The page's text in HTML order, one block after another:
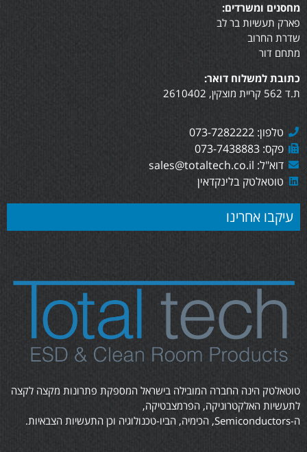
מחסנים ומשרדים:
פארק תעשיות בר לב
שדרת החרוב
מתחם דור
כתובת למשלוח דואר:
ת.ד 562 קריית מוצקין, 2610402
טלפון: 073-7282222
פקס: 073-7438883
דוא"ל: sales@totaltech.co.il
טוטאלטק בלינקדאין
עיקבו אחרינו
טוטאלטק הינה החברה המובילה בישראל המספקת פתרונות מקצה לקצה
לתעשיות האלקטרוניקה, הפרמצבטיקה,
ה-Semiconductors, הכימיה, הביו-טכנולוגיה וכן התעשיות הצבאיות.